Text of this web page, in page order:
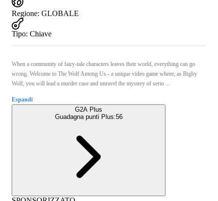
Regione: GLOBALE
Tipo: Chiave
When a community of fairy-tale characters leaves their world, everything can go
wrong. Welcome to The Wolf Among Us - a unique video game where, as Bigby
Wolf, you will lead a murder case and unravel the mystery of serio ...
Espandi
G2A Plus
Guadagna punti Plus:56